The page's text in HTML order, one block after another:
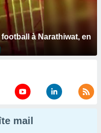
à Narathiwat, en
mail